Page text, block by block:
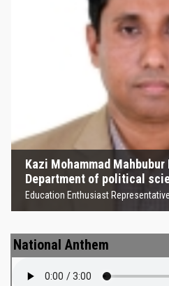
Kazi Mohammad
Department of political
Education Enthusiast Representative
Kazi
Rahma্‌n ,
of political
Education
National Anthem